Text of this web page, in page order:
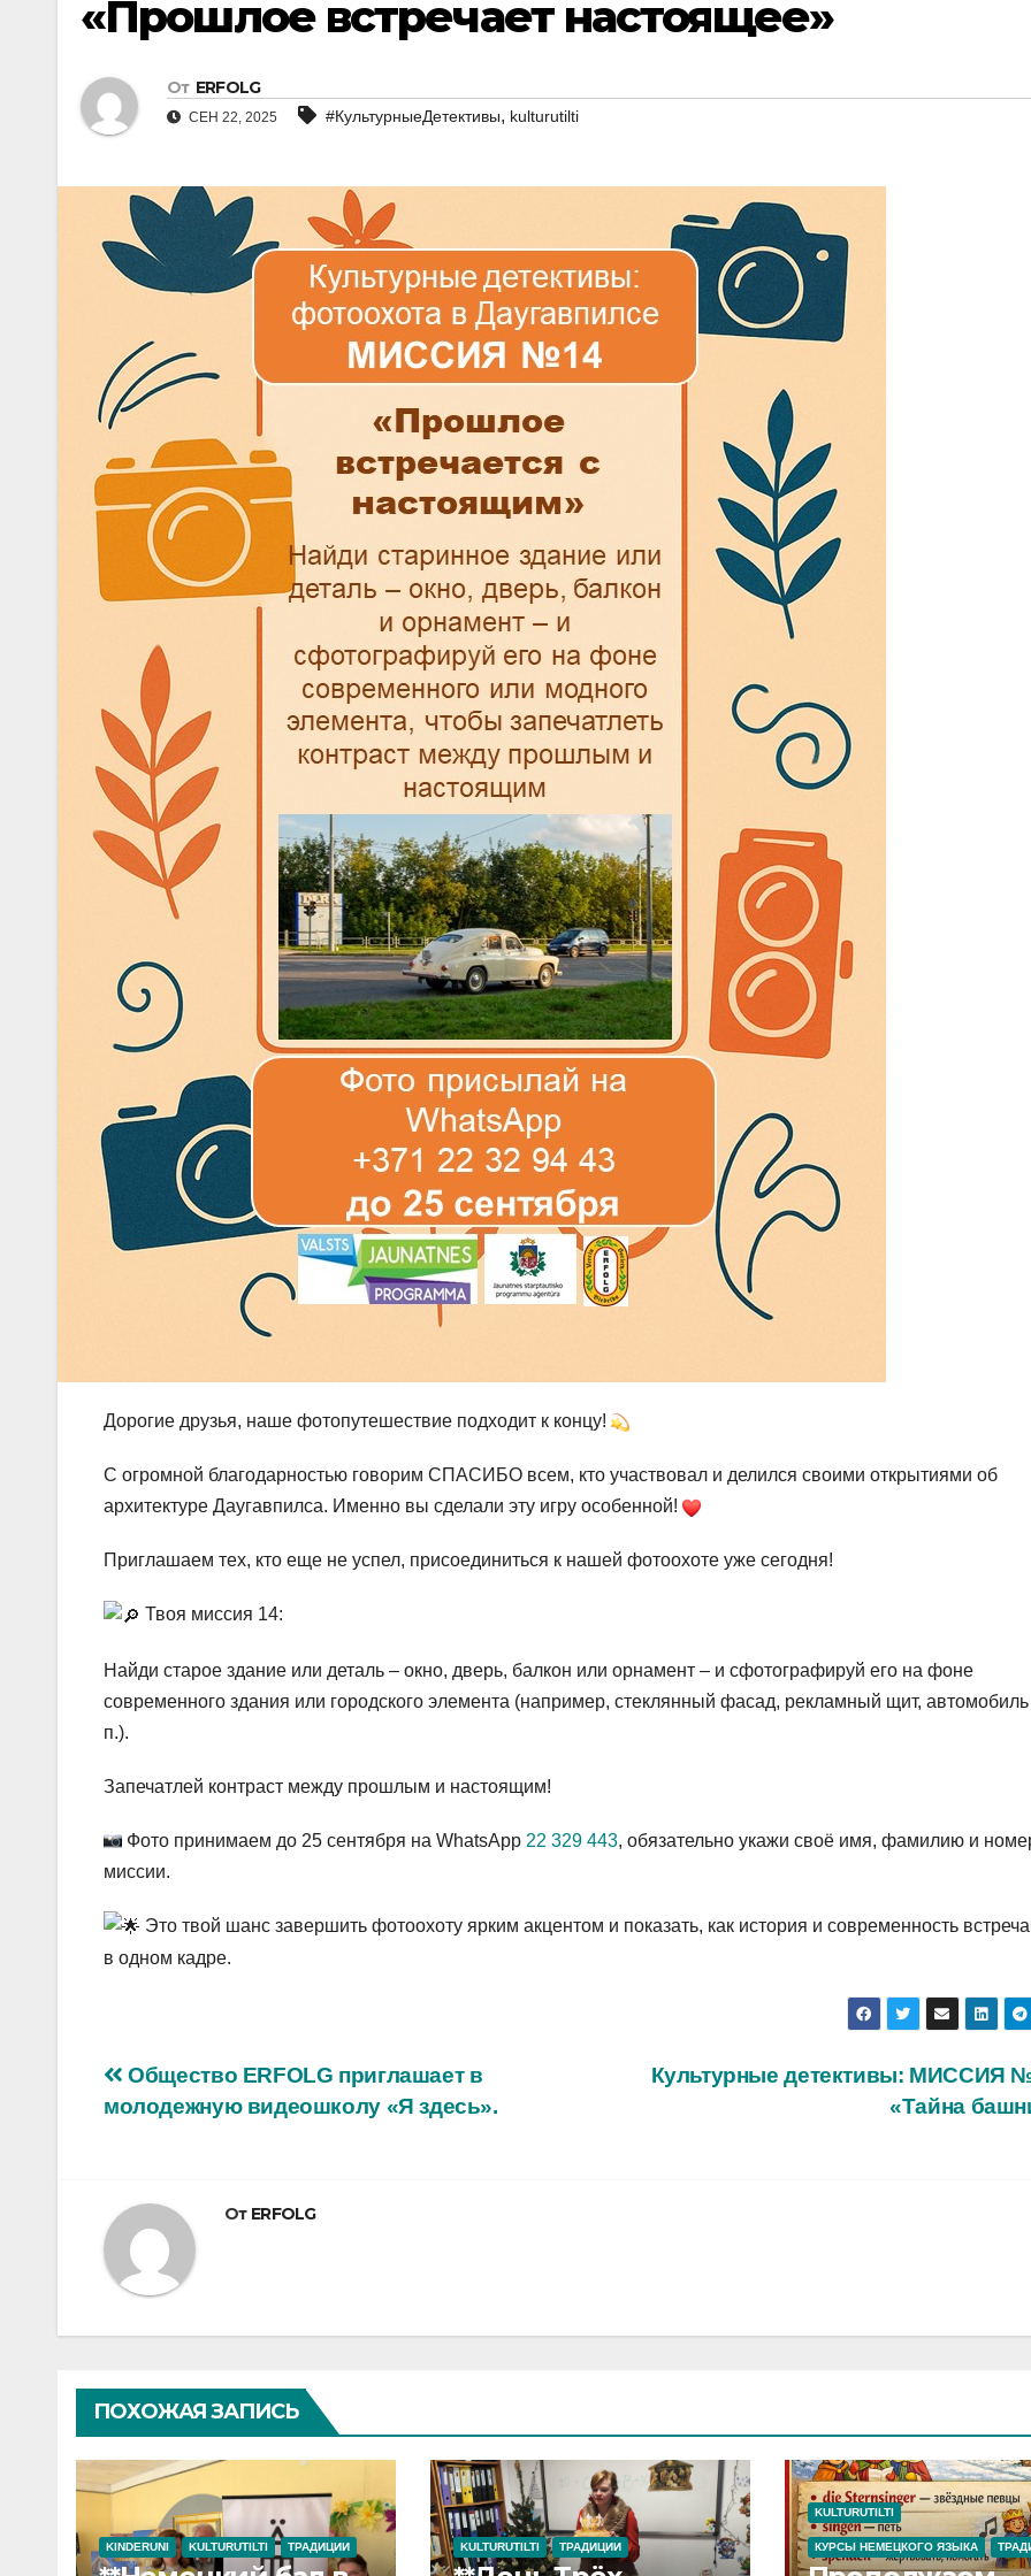
«Прошлое встречает настоящее»
От ERFOLG
СЕН 22, 2025 #КультурныеДетективы, kulturutilti
Дорогие друзья, наше фотопутешествие подходит к концу!
С огромной благодарностью говорим СПАСИБО всем, кто участвовал и делился своими открытиями об
архитектуре Даугавпилса. Именно вы сделали эту игру особенной!
Приглашаем тех, кто еще не успел, присоединиться к нашей фотоохоте уже сегодня!
Твоя миссия 14:
Найди старое здание или деталь – окно, дверь, балкон или орнамент – и сфотографируй его на фоне
современного здания или городского элемента (например, стеклянный фасад, рекламный щит, автомобиль
п.).
Запечатлей контраст между прошлым и настоящим!
Фото принимаем до 25 сентября на WhatsApp 22 329 443, обязательно укажи своё имя, фамилию и
миссии.
Это твой шанс завершить фотоохоту ярким акцентом и показать, как история и современность
в одном кадре.
Навигация
Культурные детективы: МИССИЯ
«Тайна
Общество ERFOLG приглашает в
молодежную видеошколу «Я здесь».
От ERFOLG
ПОХОЖАЯ ЗАПИСЬ
KINDERUNI KULTURUTILTI ТРАДИЦИИ KULTURUTILTI ТРАДИЦИИ
KULTURUTILTI
КУРСЫ НЕМЕЦКОГО ЯЗЫКА